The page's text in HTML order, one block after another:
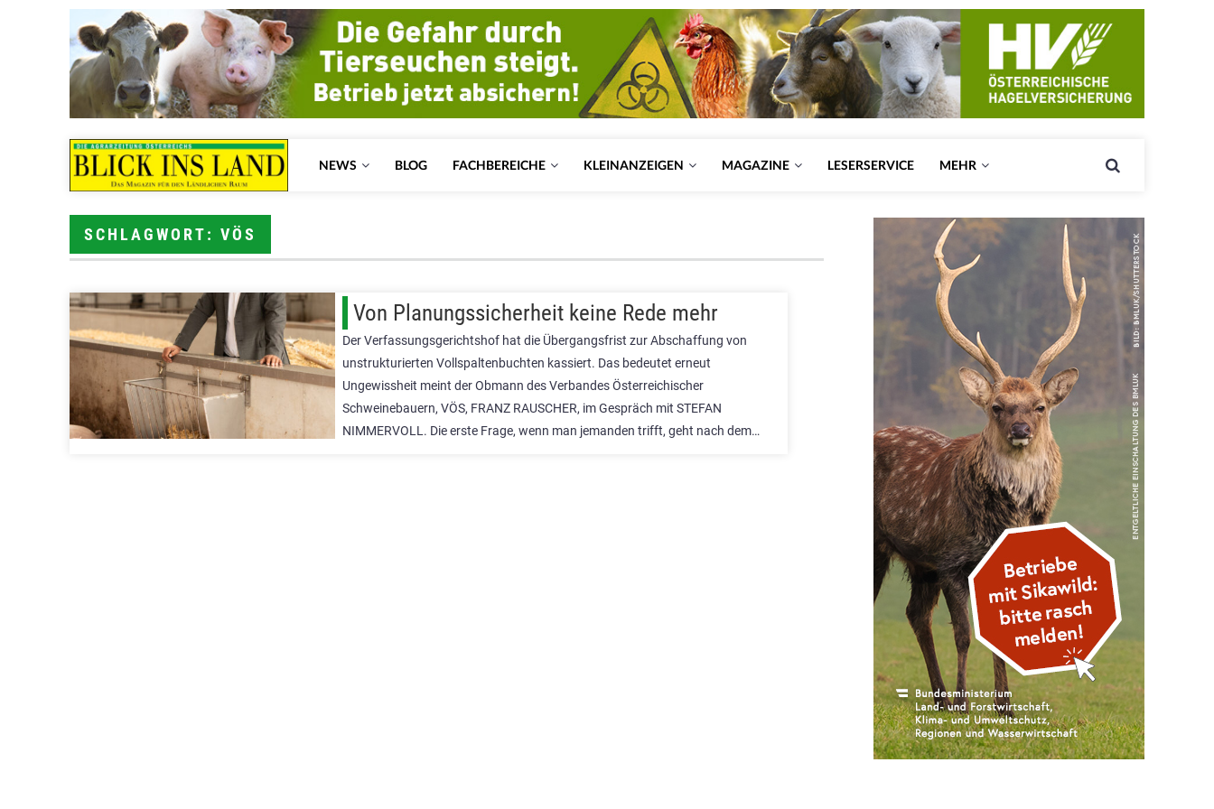
NEWS BLOG FACHBEREICHE KLEINANZEIGEN MAGAZINE LESERSERVICE MEHR
SCHLAGWORT: VÖS
Von Planungssicherheit keine Rede mehr
Der Verfassungsgerichtshof hat die Übergangsfrist zur Abschaffung von
unstrukturierten Vollspaltenbuchten kassiert. Das bedeutet erneut
Ungewissheit meint der Obmann des Verbandes Österreichischer
Schweinebauern, VÖS, FRANZ RAUSCHER, im Gespräch mit STEFAN
NIMMERVOLL. Die erste Frage, wenn man jemanden trifft, geht nach dem…